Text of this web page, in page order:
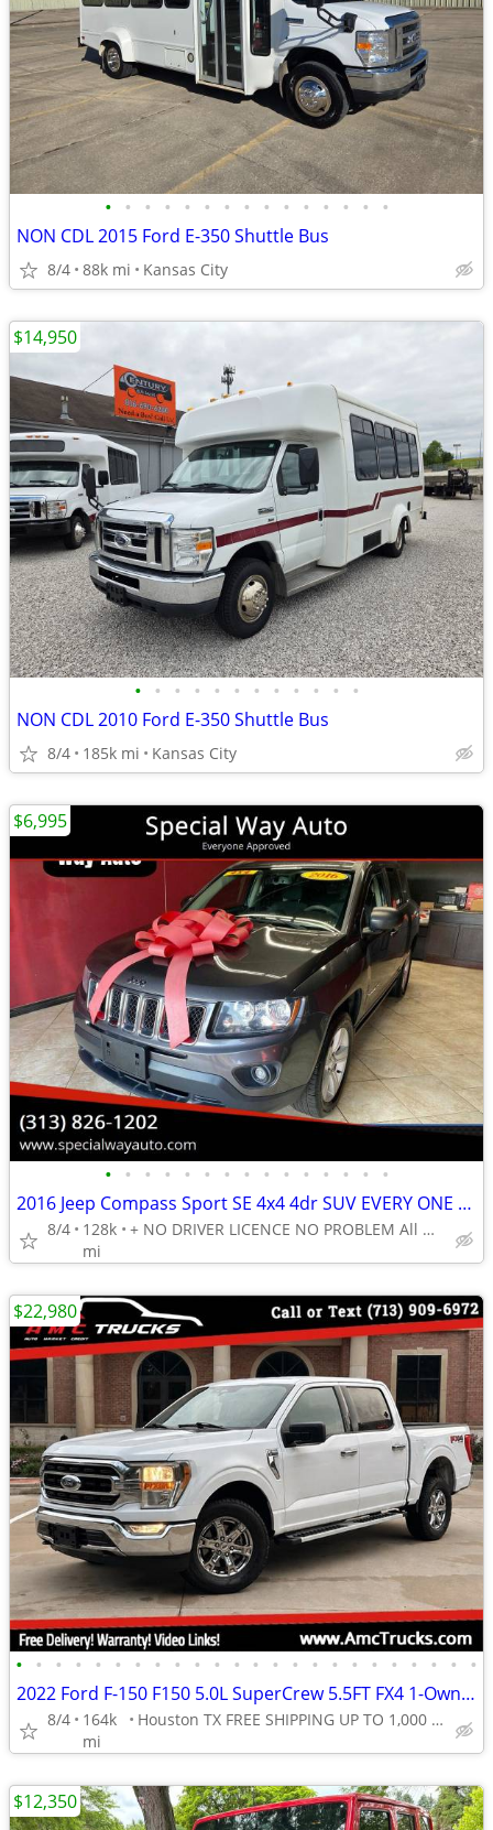
• • • • • • • • • • • • • • •
NON CDL 2015 Ford E-350 Shuttle Bus
8/4 88k mi Kansas City
• • • • • • • • • • • •
NON CDL 2010 Ford E-350 Shuttle Bus
8/4 185k mi Kansas City
$14,950
• • • • • • • • • • • • • • •
2016 Jeep Compass Sport SE 4x4 4dr SUV EVERY ONE GET APPROVED 0 DOWN
8/4
128k
mi
+ NO DRIVER LICENCE NO PROBLEM All DONE IN HOUSE PLATE TITLE
$6,995
• • • • • • • • • • • • • • • • • • • • • • • •
2022 Ford F-150 F150 5.0L SuperCrew 5.5FT FX4 1-Owner CarFax NO Rust
8/4
164k
mi
Houston TX FREE SHIPPING UP TO 1,000 MI (.90C/MI Add
$22,980
$12,350